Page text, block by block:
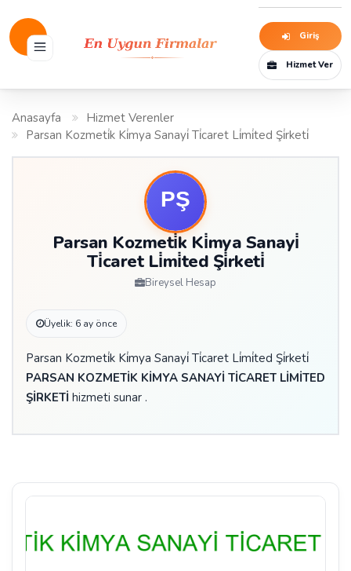
Giriş
Hizmet Ver
Anasayfa
Hizmet Verenler
Parsan Kozmeti̇k Ki̇mya Sanayi̇ Ti̇caret Li̇mi̇ted Şi̇rketi̇
Parsan Kozmeti̇k Ki̇mya Sanayi̇
Ti̇caret Li̇mi̇ted Şi̇rketi̇
Bireysel Hesap
Üyelik: 6 ay önce
Parsan Kozmeti̇k Ki̇mya Sanayi̇ Ti̇caret Li̇mi̇ted Şi̇rketi̇
PARSAN KOZMETİK KİMYA SANAYİ TİCARET LİMİTED
ŞİRKETİ hizmeti sunar .